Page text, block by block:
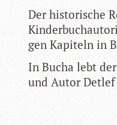
Der his­to­ri­sche
gen Kapi­teln in
In Bucha lebt
und Autor